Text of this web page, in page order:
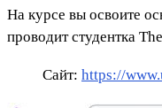
На курсе вы освоите
проводит студентка
Сайт: https://